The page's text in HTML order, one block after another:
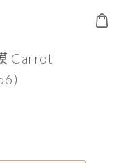
Carrot